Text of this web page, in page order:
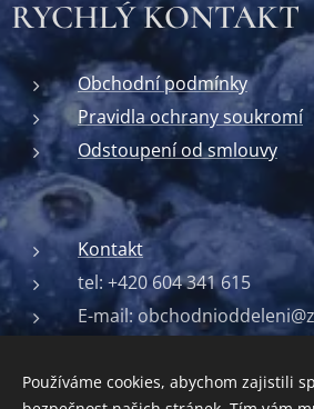
RYCHLÝ KONTAKT
Obchodní podmínky
Pravidla ochrany soukromí
Odstoupení od smlouvy
Kontakt
tel: +420 604 341 615
E-mail:
Používáme cookies, abychom zajistili